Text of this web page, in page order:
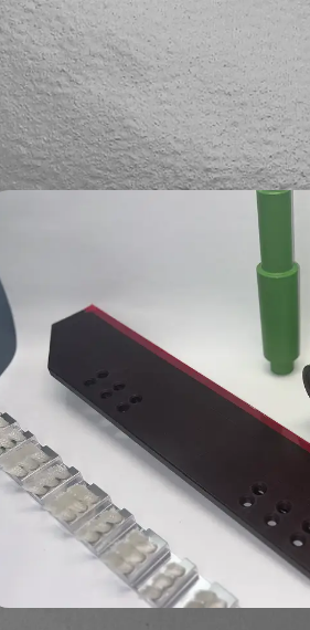
ご相談やご質問もこちらから承り
contact